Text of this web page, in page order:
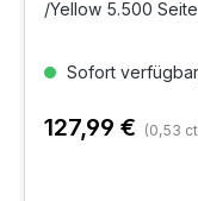
/Yellow 5.500
Sofort
127,99 € (0,53